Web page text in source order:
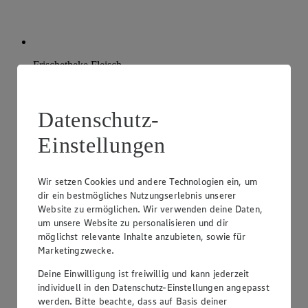
Frischetheke Fleisch
Datenschutz-
Einstellungen
Wir setzen Cookies und andere Technologien ein, um
dir ein bestmögliches Nutzungserlebnis unserer
Website zu ermöglichen. Wir verwenden deine Daten,
um unsere Website zu personalisieren und dir
möglichst relevante Inhalte anzubieten, sowie für
Marketingzwecke.
Deine Einwilligung ist freiwillig und kann jederzeit
individuell in den Datenschutz-Einstellungen angepasst
werden. Bitte beachte, dass auf Basis deiner